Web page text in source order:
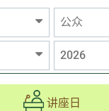
公众
2026
讲座日